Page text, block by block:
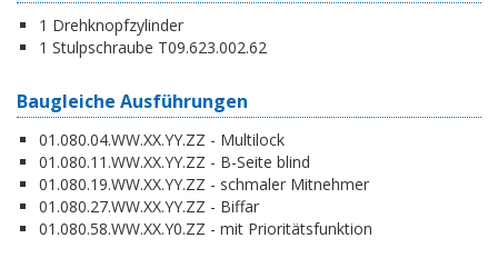
1 Drehknopfzylinder
1 Stulpschraube T09.623.002.62
Baugleiche Ausführungen
01.080.04.WW.XX.YY.ZZ - Multilock
01.080.11.WW.XX.YY.ZZ - B-Seite blind
01.080.19.WW.XX.YY.ZZ - schmaler Mitnehmer
01.080.27.WW.XX.YY.ZZ - Biffar
01.080.58.WW.XX.Y0.ZZ - mit Prioritätsfunktion